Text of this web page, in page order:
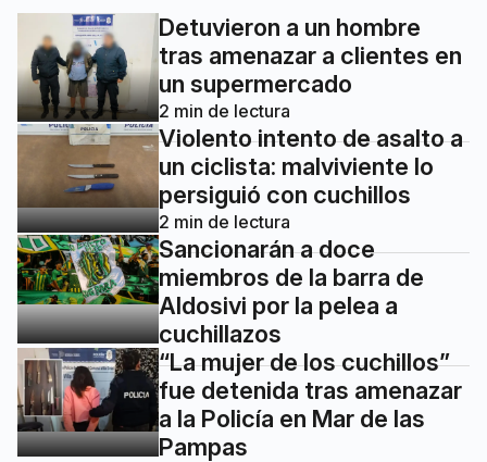
Detuvieron a un hombre
tras amenazar a clientes en
un supermercado
2 min de lectura
Violento intento de asalto a
un ciclista: malviviente lo
persiguió con cuchillos
2 min de lectura
Sancionarán a doce
miembros de la barra de
Aldosivi por la pelea a
cuchillazos
“La mujer de los cuchillos”
fue detenida tras amenazar
a la Policía en Mar de las
Pampas